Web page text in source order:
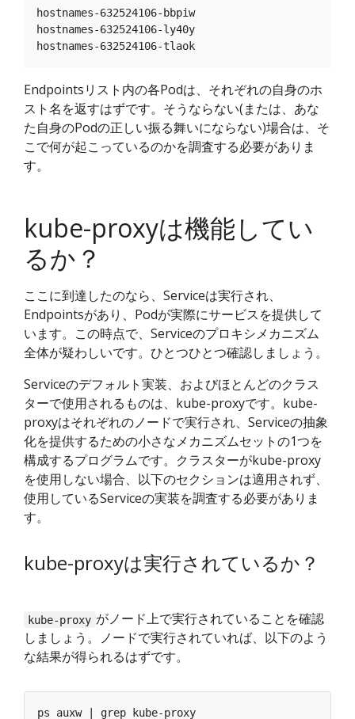
hostnames-632524106-bbpiw
hostnames-632524106-ly40y
Endpointsリスト内の各Podは、それぞれの自身のホ
スト名を返すはずです。そうならない(または、あな
た自身のPodの正しい振る舞いにならない)場合は、そ
こで何が起こっているのかを調査する必要がありま
す。
kube-proxyは機能してい
るか？
ここに到達したのなら、Serviceは実行され、
Endpointsがあり、Podが実際にサービスを提供して
います。この時点で、Serviceのプロキシメカニズム
全体が疑わしいです。ひとつひとつ確認しましょう。
Serviceのデフォルト実装、およびほとんどのクラス
ターで使用されるものは、kube-proxyです。kube-
proxyはそれぞれのノードで実行され、Serviceの抽象
化を提供するための小さなメカニズムセットの1つを
構成するプログラムです。クラスターがkube-proxy
を使用しない場合、以下のセクションは適用されず、
使用しているServiceの実装を調査する必要がありま
す。
kube-proxyは実行されているか？
kube-proxy がノード上で実行されていることを確認
しましょう。ノードで実行されていれば、以下のよう
な結果が得られるはずです。